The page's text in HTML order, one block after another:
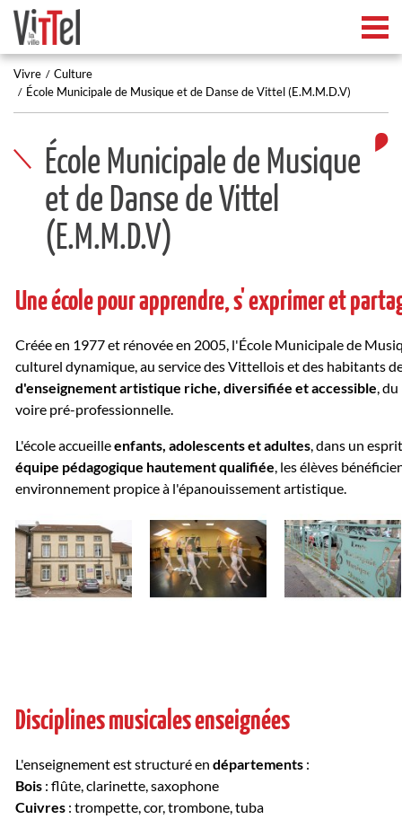
Vivre
Culture
École Municipale de Musique et de Danse de Vittel (E.M.M.D.V)
École Municipale de Musique
et de Danse de Vittel
(E.M.M.D.V)
Une école pour apprendre, s' exprimer et
Créée en 1977 et rénovée en 2005, l'École Municipale de
culturel dynamique, au service des Vittellois et des habitants
d'enseignement artistique riche, diversifiée et accessible,
voire pré-professionnelle.
L'école accueilleenfants, adolescents et adultes, dans un
équipe pédagogique hautement qualifiée, les élèves
environnement propice à l'épanouissement artistique.
Disciplines musicales enseignées
L'enseignement est structuré en départements :
Bois : flûte, clarinette, saxophone
Cuivres : trompette, cor, trombone, tuba